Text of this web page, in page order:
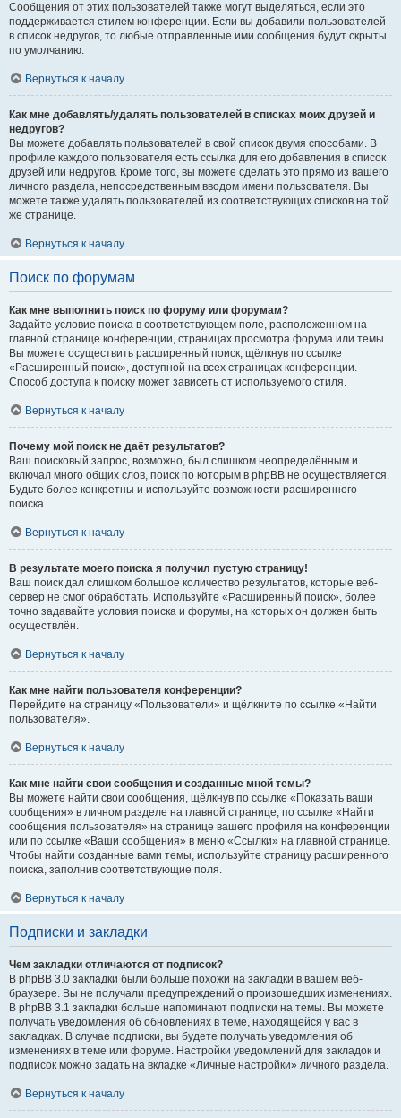
Сообщения от этих пользователей также могут выделяться, если это
поддерживается стилем конференции. Если вы добавили пользователей
в список недругов, то любые отправленные ими сообщения будут скрыты
по умолчанию.
Вернуться к началу
Как мне добавлять/удалять пользователей в списках моих друзей и
недругов?
Вы можете добавлять пользователей в свой список двумя способами. В
профиле каждого пользователя есть ссылка для его добавления в список
друзей или недругов. Кроме того, вы можете сделать это прямо из вашего
личного раздела, непосредственным вводом имени пользователя. Вы
можете также удалять пользователей из соответствующих списков на той
же странице.
Вернуться к началу
Поиск по форумам
Как мне выполнить поиск по форуму или форумам?
Задайте условие поиска в соответствующем поле, расположенном на
главной странице конференции, страницах просмотра форума или темы.
Вы можете осуществить расширенный поиск, щёлкнув по ссылке
«Расширенный поиск», доступной на всех страницах конференции.
Способ доступа к поиску может зависеть от используемого стиля.
Вернуться к началу
Почему мой поиск не даёт результатов?
Ваш поисковый запрос, возможно, был слишком неопределённым и
включал много общих слов, поиск по которым в phpBB не осуществляется.
Будьте более конкретны и используйте возможности расширенного
поиска.
Вернуться к началу
В результате моего поиска я получил пустую страницу!
Ваш поиск дал слишком большое количество результатов, которые веб-
сервер не смог обработать. Используйте «Расширенный поиск», более
точно задавайте условия поиска и форумы, на которых он должен быть
осуществлён.
Вернуться к началу
Как мне найти пользователя конференции?
Перейдите на страницу «Пользователи» и щёлкните по ссылке «Найти
пользователя».
Вернуться к началу
Как мне найти свои сообщения и созданные мной темы?
Вы можете найти свои сообщения, щёлкнув по ссылке «Показать ваши
сообщения» в личном разделе на главной странице, по ссылке «Найти
сообщения пользователя» на странице вашего профиля на конференции
или по ссылке «Ваши сообщения» в меню «Ссылки» на главной странице.
Чтобы найти созданные вами темы, используйте страницу расширенного
поиска, заполнив соответствующие поля.
Вернуться к началу
Подписки и закладки
Чем закладки отличаются от подписок?
В phpBB 3.0 закладки были больше похожи на закладки в вашем веб-
браузере. Вы не получали предупреждений о произошедших изменениях.
В phpBB 3.1 закладки больше напоминают подписки на темы. Вы можете
получать уведомления об обновлениях в теме, находящейся у вас в
закладках. В случае подписки, вы будете получать уведомления об
изменениях в теме или форуме. Настройки уведомлений для закладок и
подписок можно задать на вкладке «Личные настройки» личного раздела.
Вернуться к началу